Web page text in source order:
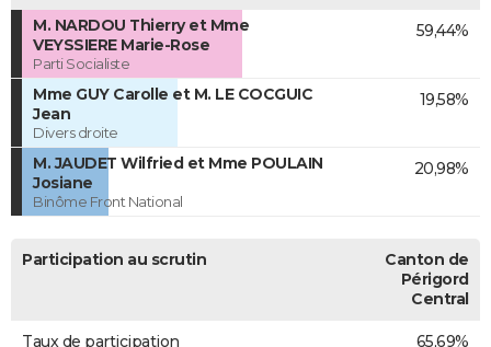
M. NARDOU Thierry et Mme
VEYSSIERE Marie-Rose
Parti Socialiste
59,44%
Mme GUY Carolle et M. LE COCGUIC
Jean
Divers droite
19,58%
M. JAUDET Wilfried et Mme POULAIN
Josiane
Binôme Front National
20,98%
Participation au scrutin
Canton de
Périgord
Central
Taux de participation 65,69%